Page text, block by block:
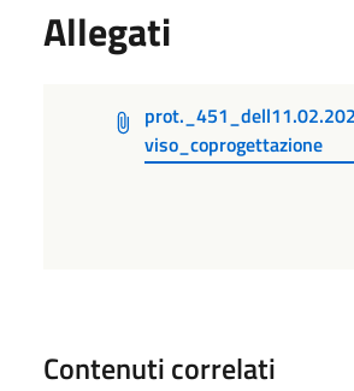
Allegati
viso_coprogettazione
Contenuti correlati